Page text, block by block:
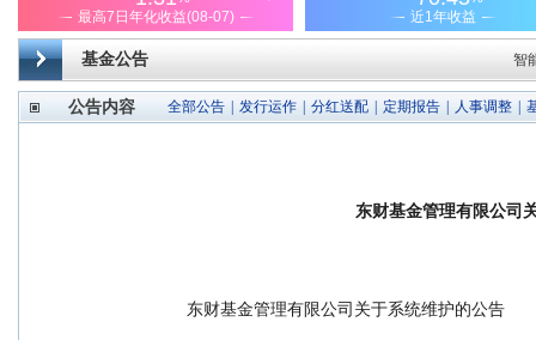
基金公告 智
公告内容 全部公告 发行运作 分红送配 定期报告 人事调整
东财基金管理有限公司
          东财基金管理有限公司关于系统维护的公告